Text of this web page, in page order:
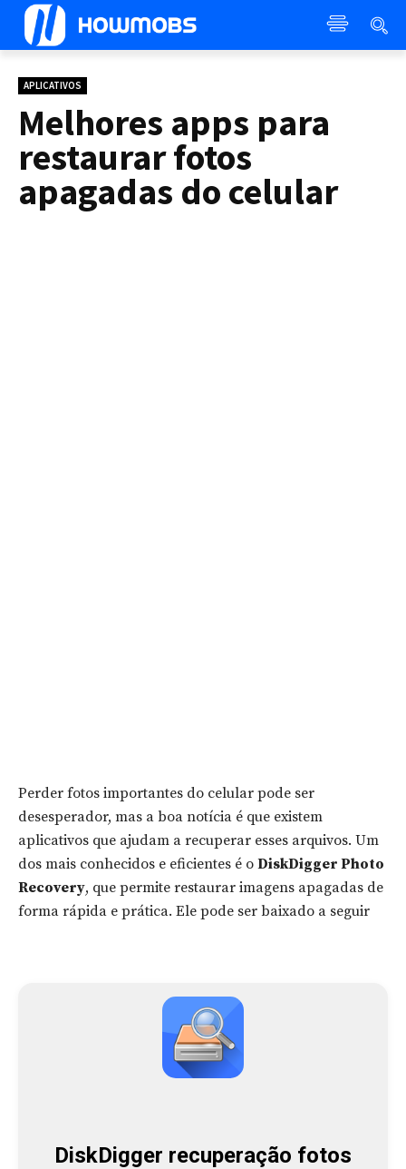
APLICATIVOS
Melhores apps para
restaurar fotos
apagadas do celular
Perder fotos importantes do celular pode ser
desesperador, mas a boa notícia é que existem
aplicativos que ajudam a recuperar esses arquivos. Um
dos mais conhecidos e eficientes é o DiskDigger Photo
Recovery, que permite restaurar imagens apagadas de
forma rápida e prática. Ele pode ser baixado a seguir
DiskDigger recuperação fotos